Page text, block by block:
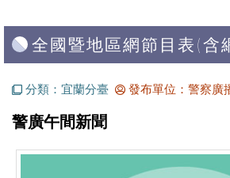
全國暨地區網節目表(含
分類：宜蘭分臺 發布單位：警察廣
警廣午間新聞